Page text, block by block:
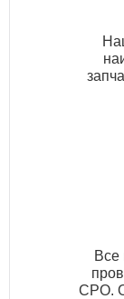
СРО.